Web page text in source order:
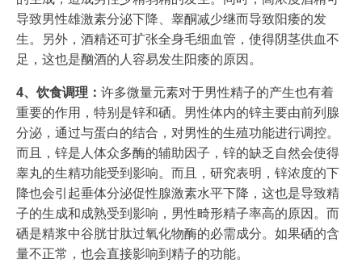
导致男性雄激素分泌下降、睾酮减少继而导致阳痿的发
生。另外，酒精还可扩张全身毛细血管，使得阴茎供血不
足，这也是酗酒的人容易发生阳痿的原因。
4、饮食调理： 许多微量元素对于男性精子的产生也有着
重要的作用，特别是锌和硒。男性体内的锌主要由前列腺
分泌，通过与蛋白的结合，对男性的生殖功能进行调控。
而且，锌是人体众多酶的辅助因子，锌的缺乏自然会使得
睾丸的生精功能受到影响。而且，研究表明，锌浓度的下
降也会引起垂体分泌促性腺激素水平下降，这也是导致精
子的生成和成熟受到影响，男性畸形精子率高的原因。而
硒是精浆中谷胱甘肽过氧化物酶的必需成分。如果硒的含
量不正常，也会直接影响到精子的功能。